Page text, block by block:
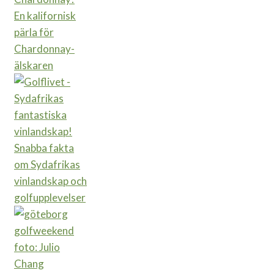
En kalifornisk
pärla för
Chardonnay-
älskaren
Snabba fakta
om Sydafrikas
vinlandskap och
golfupplevelser